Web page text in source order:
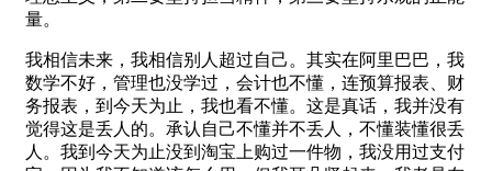
量。
我相信未来，我相信别人超过自己。其实在阿里巴巴，我
数学不好，管理也没学过，会计也不懂，连预算报表、财
务报表，到今天为止，我也看不懂。这是真话，我并没有
觉得这是丢人的。承认自己不懂并不丢人，不懂装懂很丢
人。我到今天为止没到淘宝上购过一件物，我没用过支付